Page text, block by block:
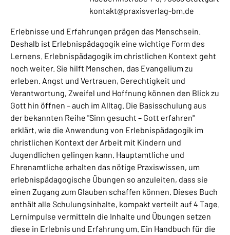
kontakt@praxisverlag-bm.de
Erlebnisse und Erfahrungen prägen das Menschsein.
Deshalb ist Erlebnispädagogik eine wichtige Form des
Lernens. Erlebnispädagogik im christlichen Kontext geht
noch weiter. Sie hilft Menschen, das Evangelium zu
erleben. Angst und Vertrauen, Gerechtigkeit und
Verantwortung, Zweifel und Hoffnung können den Blick zu
Gott hin öffnen – auch im Alltag. Die Basisschulung aus
der bekannten Reihe "Sinn gesucht – Gott erfahren"
erklärt, wie die Anwendung von Erlebnispädagogik im
christlichen Kontext der Arbeit mit Kindern und
Jugendlichen gelingen kann. Hauptamtliche und
Ehrenamtliche erhalten das nötige Praxiswissen, um
erlebnispädagogische Übungen so anzuleiten, dass sie
einen Zugang zum Glauben schaffen können. Dieses Buch
enthält alle Schulungsinhalte, kompakt verteilt auf 4 Tage.
Lernimpulse vermitteln die Inhalte und Übungen setzen
diese in Erlebnis und Erfahrung um. Ein Handbuch für die